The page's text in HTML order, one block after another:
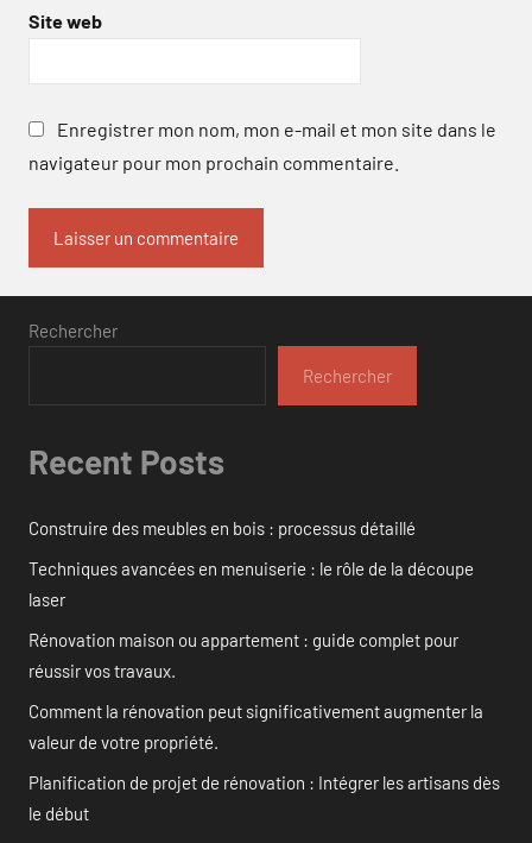
Site web
Enregistrer mon nom, mon e-mail et mon site dans le
navigateur pour mon prochain commentaire.
Rechercher
Rechercher
Recent Posts
Construire des meubles en bois : processus détaillé
Techniques avancées en menuiserie : le rôle de la découpe
laser
Rénovation maison ou appartement : guide complet pour
réussir vos travaux.
Comment la rénovation peut significativement augmenter la
valeur de votre propriété.
Planification de projet de rénovation : Intégrer les artisans dès
le début